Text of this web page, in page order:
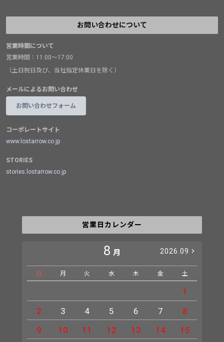
お問い合わせについて
営業時間について
営業時間：11:00～17:00
（土日祝日及び、当社指定休業日を除く）
メールによるお問い合わせ
お問い合わせフォーム
コーポレートサイト
www.lostarrow.co.jp
STORIES
stories.lostarrow.co.jp
営業日カレンダー
8 月 2026.09
日 月 火 水 木 金 土
1
2
3 4 5 6 7
8
9
10 11 12 13 14
15